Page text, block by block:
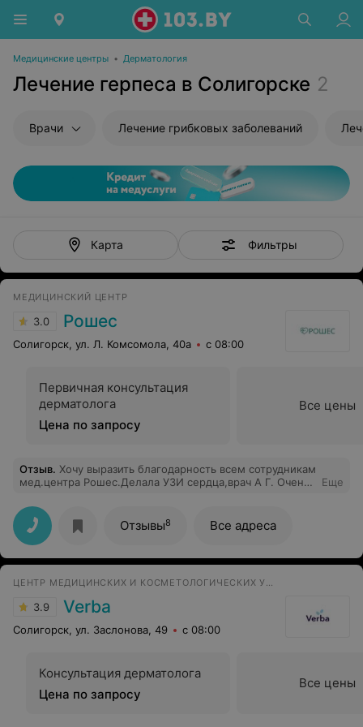
Медицинские центры • Дерматология
Лечение герпеса в Солигорске 2
Врачи Лечение грибковых заболеваний
Карта Фильтры
МЕДИЦИНСКИЙ ЦЕНТР
3.0 Рошес
Солигорск, ул. Л. Комсомола, 40а с 08:00
Первичная консультация
дерматолога
Цена по запросу
Все цены
Отзыв. Хочу выразить благодарность всем сотрудникам
мед.центра Рошес.Делала УЗИ сердца,врач А Г. Очень
деле.Я осталась очень довольна.Спасибо.
Еще
Отзывы8 Все адреса
ЦЕНТР МЕДИЦИНСКИХ И КОСМЕТОЛОГИЧЕСКИХ УСЛУГ
3.9 Verba
Солигорск, ул. Заслонова, 49 с 08:00
Консультация дерматолога
Цена по запросу
Все цены